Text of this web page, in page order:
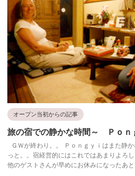
オープン当初からの記事
旅の宿での静かな時間～ Ｐｏｎ
ＧＷが終わり。。 Ｐｏｎｇｙｉはまた静
っと。。宿経営的にはこれではあまりよろ
他のゲストさんが早めにお休みになったあ